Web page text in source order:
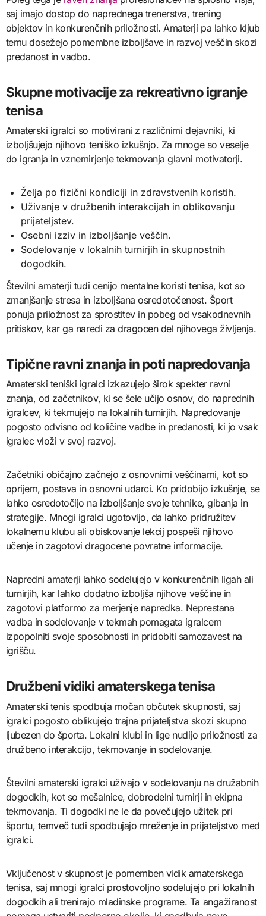
saj imajo dostop do naprednega trenerstva, trening
objektov in konkurenčnih priložnosti. Amaterji pa lahko kljub
temu dosežejo pomembne izboljšave in razvoj veščin skozi
predanost in vadbo.
Skupne motivacije za rekreativno igranje
tenisa
Amaterski igralci so motivirani z različnimi dejavniki, ki
izboljšujejo njihovo teniško izkušnjo. Za mnoge so veselje
do igranja in vznemirjenje tekmovanja glavni motivatorji.
Želja po fizični kondiciji in zdravstvenih koristih.
Uživanje v družbenih interakcijah in oblikovanju
prijateljstev.
Osebni izziv in izboljšanje veščin.
Sodelovanje v lokalnih turnirjih in skupnostnih
dogodkih.
Številni amaterji tudi cenijo mentalne koristi tenisa, kot so
zmanjšanje stresa in izboljšana osredotočenost. Šport
ponuja priložnost za sprostitev in pobeg od vsakodnevnih
pritiskov, kar ga naredi za dragocen del njihovega življenja.
Tipične ravni znanja in poti napredovanja
Amaterski teniški igralci izkazujejo širok spekter ravni
znanja, od začetnikov, ki se šele učijo osnov, do naprednih
igralcev, ki tekmujejo na lokalnih turnirjih. Napredovanje
pogosto odvisno od količine vadbe in predanosti, ki jo vsak
igralec vloži v svoj razvoj.
Začetniki običajno začnejo z osnovnimi veščinami, kot so
oprijem, postava in osnovni udarci. Ko pridobijo izkušnje, se
lahko osredotočijo na izboljšanje svoje tehnike, gibanja in
strategije. Mnogi igralci ugotovijo, da lahko pridružitev
lokalnemu klubu ali obiskovanje lekcij pospeši njihovo
učenje in zagotovi dragocene povratne informacije.
Napredni amaterji lahko sodelujejo v konkurenčnih ligah ali
turnirjih, kar lahko dodatno izboljša njihove veščine in
zagotovi platformo za merjenje napredka. Neprestana
vadba in sodelovanje v tekmah pomagata igralcem
izpopolniti svoje sposobnosti in pridobiti samozavest na
igrišču.
Družbeni vidiki amaterskega tenisa
Amaterski tenis spodbuja močan občutek skupnosti, saj
igralci pogosto oblikujejo trajna prijateljstva skozi skupno
ljubezen do športa. Lokalni klubi in lige nudijo priložnosti za
družbeno interakcijo, tekmovanje in sodelovanje.
Številni amaterski igralci uživajo v sodelovanju na družabnih
dogodkih, kot so mešalnice, dobrodelni turnirji in ekipna
tekmovanja. Ti dogodki ne le da povečujejo užitek pri
športu, temveč tudi spodbujajo mreženje in prijateljstvo med
igralci.
Vključenost v skupnost je pomemben vidik amaterskega
tenisa, saj mnogi igralci prostovoljno sodelujejo pri lokalnih
dogodkih ali trenirajo mladinske programe. Ta angažiranost